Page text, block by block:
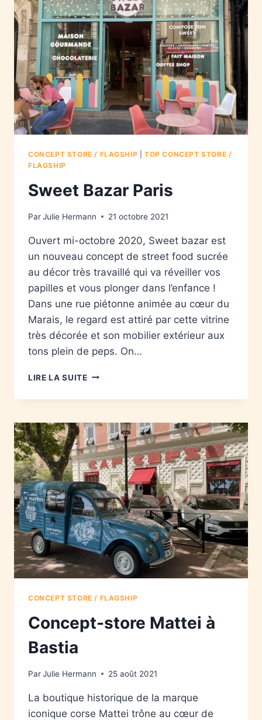
CONCEPT STORE / FLAGSHIP |TOP CONCEPT STORE /
FLAGSHIP
Sweet Bazar Paris
ParJulie Hermann 21 octobre 2021
Ouvert mi-octobre 2020, Sweet bazar est
un nouveau concept de street food sucrée
au décor très travaillé qui va réveiller vos
papilles et vous plonger dans l’enfance !
Dans une rue piétonne animée au cœur du
Marais, le regard est attiré par cette vitrine
très décorée et son mobilier extérieur aux
tons plein de peps. On…
LIRE LA SUITE
CONCEPT STORE / FLAGSHIP
Concept-store Mattei à
Bastia
ParJulie Hermann 25 août 2021
La boutique historique de la marque
iconique corse Mattei trône au cœur de